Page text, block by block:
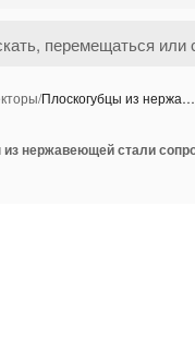
/Плоскогубцы из нержа…